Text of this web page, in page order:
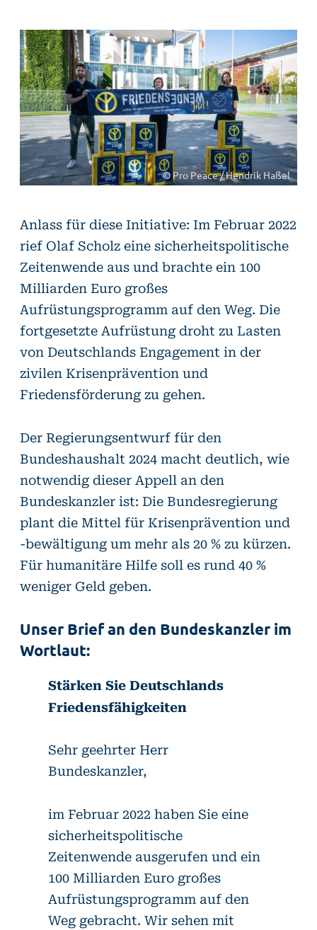
© Pro Peace / Hendrik Haßel
Anlass für diese Initiative: Im Februar 2022
rief Olaf Scholz eine sicherheitspolitische
Zeitenwende aus und brachte ein 100
Milliarden Euro großes
Aufrüstungsprogramm auf den Weg. Die
fortgesetzte Aufrüstung droht zu Lasten
von Deutschlands Engagement in der
zivilen Krisenprävention und
Friedensförderung zu gehen.
Der Regierungsentwurf für den
Bundeshaushalt 2024 macht deutlich, wie
notwendig dieser Appell an den
Bundeskanzler ist: Die Bundesregierung
plant die Mittel für Krisenprävention und
-bewältigung um mehr als 20 % zu kürzen.
Für humanitäre Hilfe soll es rund 40 %
weniger Geld geben.
Unser Brief an den Bundeskanzler im
Wortlaut:
Stärken Sie Deutschlands
Friedensfähigkeiten
Sehr geehrter Herr
Bundeskanzler,
im Februar 2022 haben Sie eine
sicherheitspolitische
Zeitenwende ausgerufen und ein
100 Milliarden Euro großes
Aufrüstungsprogramm auf den
Weg gebracht. Wir sehen mit